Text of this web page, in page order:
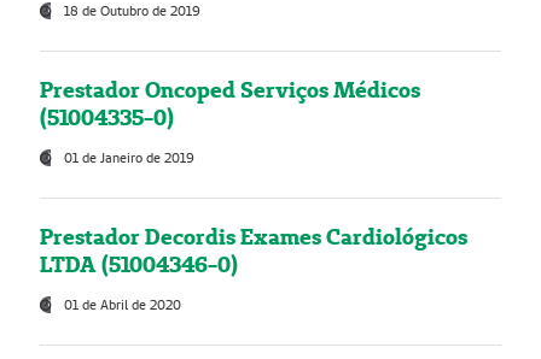
18 de Outubro de 2019
Prestador Oncoped Serviços Médicos
(51004335-0)
01 de Janeiro de 2019
Prestador Decordis Exames Cardiológicos
LTDA (51004346-0)
01 de Abril de 2020